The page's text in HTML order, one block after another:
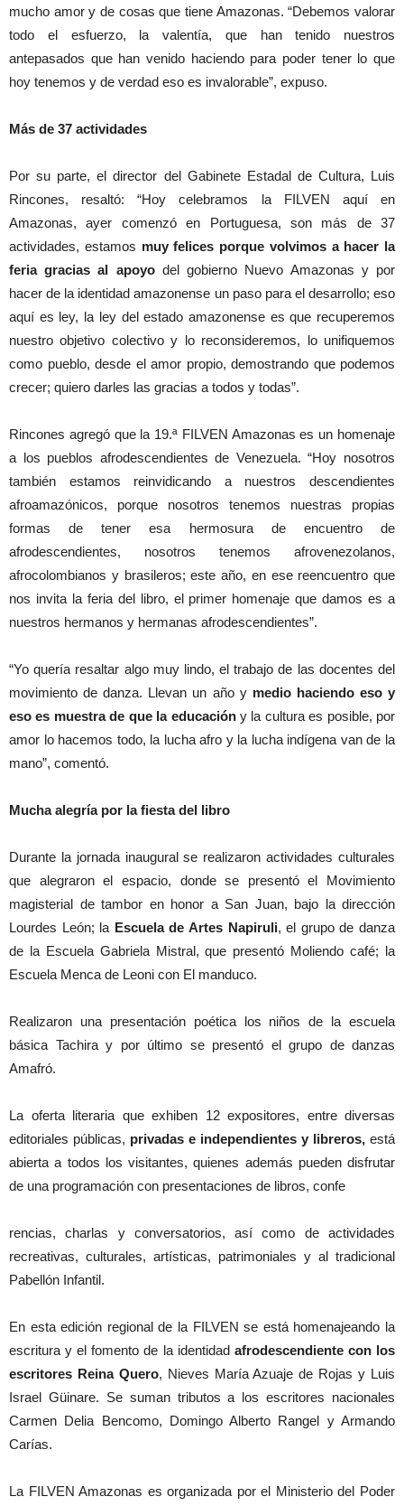
mucho amor y de cosas que tiene Amazonas. “Debemos valorar
todo el esfuerzo, la valentía, que han tenido nuestros
antepasados que han venido haciendo para poder tener lo que
hoy tenemos y de verdad eso es invalorable”, expuso.
Más de 37 actividades
Por su parte, el director del Gabinete Estadal de Cultura, Luis
Rincones, resaltó: “Hoy celebramos la FILVEN aquí en
Amazonas, ayer comenzó en Portuguesa, son más de 37
actividades, estamos muy felices porque volvimos a hacer la
feria gracias al apoyodel gobierno Nuevo Amazonas y por
hacer de la identidad amazonense un paso para el desarrollo; eso
aquí es ley, la ley del estado amazonense es que recuperemos
nuestro objetivo colectivo y lo reconsideremos, lo unifiquemos
como pueblo, desde el amor propio, demostrando que podemos
crecer; quiero darles las gracias a todos y todas”.
Rincones agregó que la 19.ª FILVEN Amazonas es un homenaje
a los pueblos afrodescendientes de Venezuela. “Hoy nosotros
también estamos reinvidicando a nuestros descendientes
afroamazónicos, porque nosotros tenemos nuestras propias
formas de tener esa hermosura de encuentro de
afrodescendientes, nosotros tenemos afrovenezolanos,
afrocolombianos y brasileros; este año, en ese reencuentro que
nos invita la feria del libro, el primer homenaje que damos es a
nuestros hermanos y hermanas afrodescendientes”.
“Yo quería resaltar algo muy lindo, el trabajo de las docentes del
movimiento de danza. Llevan un año y medio haciendo eso y
eso es muestra de que la educacióny la cultura es posible, por
amor lo hacemos todo, la lucha afro y la lucha indígena van de la
mano”, comentó.
Mucha alegría por la fiesta del libro
Durante la jornada inaugural se realizaron actividades culturales
que alegraron el espacio, donde se presentó el Movimiento
magisterial de tambor en honor a San Juan, bajo la dirección
Lourdes León; la Escuela de Artes Napiruli, el grupo de danza
de la Escuela Gabriela Mistral, que presentó Moliendo café; la
Escuela Menca de Leoni con El manduco.
Realizaron una presentación poética los niños de la escuela
básica Tachira y por último se presentó el grupo de danzas
Amafró.
La oferta literaria que exhiben 12 expositores, entre diversas
editoriales públicas, privadas e independientes y libreros, está
abierta a todos los visitantes, quienes además pueden disfrutar
de una programación con presentaciones de libros, confe
rencias, charlas y conversatorios, así como de actividades
recreativas, culturales, artísticas, patrimoniales y al tradicional
Pabellón Infantil.
En esta edición regional de la FILVEN se está homenajeando la
escritura y el fomento de la identidad afrodescendiente con los
escritores Reina Quero, Nieves María Azuaje de Rojas y Luis
Israel Güinare. Se suman tributos a los escritores nacionales
Carmen Delia Bencomo, Domingo Alberto Rangel y Armando
Carías.
La FILVEN Amazonas es organizada por el Ministerio del Poder